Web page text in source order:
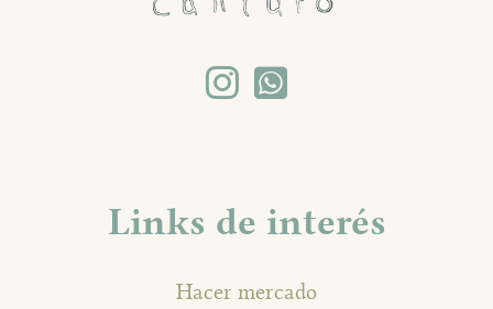
Links de interés
Hacer mercado